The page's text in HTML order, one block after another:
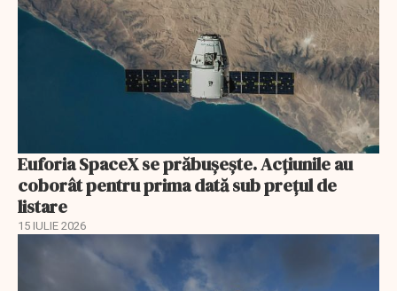
Euforia SpaceX se prăbușește. Acțiunile au
coborât pentru prima dată sub prețul de
listare
15 IULIE 2026